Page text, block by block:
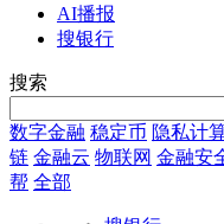
AI播报
搜银行
搜索
数字金融 稳定币 隐私计
链 金融云 物联网 金融安
帮 全部